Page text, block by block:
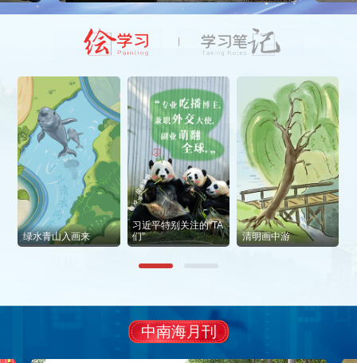
绿水青山入画来
习近平特别关注的“TA
们”
清明画中游
中南海月刊